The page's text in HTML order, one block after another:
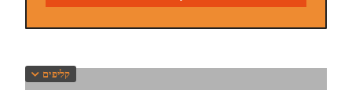
קליפים